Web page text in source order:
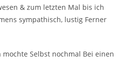
& zum letzten Mal bis ich
sympathisch, lustig Ferner
Selbst nochmal Bei einen